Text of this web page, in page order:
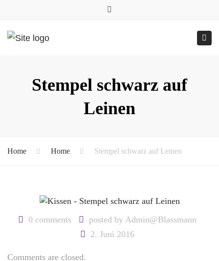
0157.77545786
Submit
Stempel schwarz auf
Leinen
Home Home Stempel schwarz auf Leinen
0 comments posted by Admin@Blassmann
2. Juni 2016
Comments are closed.